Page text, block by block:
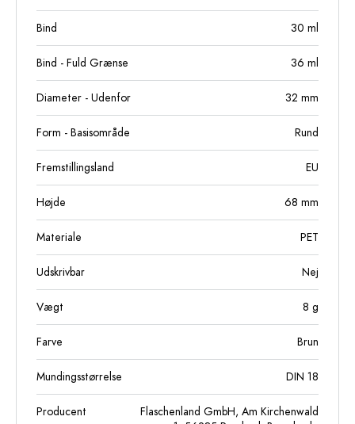
Bind 30 ml
Bind - Fuld Grænse 36 ml
Diameter - Udenfor 32 mm
Form - Basisområde Rund
Fremstillingsland EU
Højde 68 mm
Materiale PET
Udskrivbar Nej
Vægt 8 g
Farve Brun
Mundingsstørrelse DIN 18
Producent
Flaschenland GmbH, Am Kirchenwald